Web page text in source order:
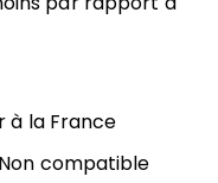
à la France
compatible